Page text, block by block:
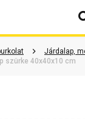
Járdalap,
szürke 40x40x10 cm
Kérdések és válaszok